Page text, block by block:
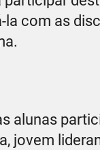
com as
alunas
jovem